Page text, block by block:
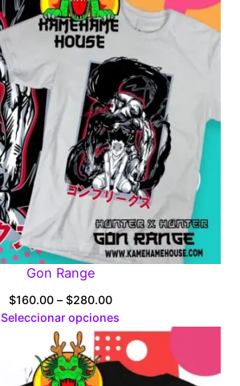
Gon Range
$160.00 – $280.00Price
range:
$160.00
through
$280.00
Seleccionar opciones